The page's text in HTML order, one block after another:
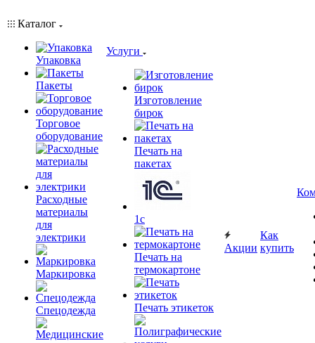
Каталог
Упаковка
Пакеты
Торговое
оборудование
Расходные
материалы
для
электрики
Маркировка
Спецодежда
Услуги
Изготовление
бирок
Печать на
пакетах
1c
Печать на
термокартоне
Печать этикеток
Акции
Как
купить